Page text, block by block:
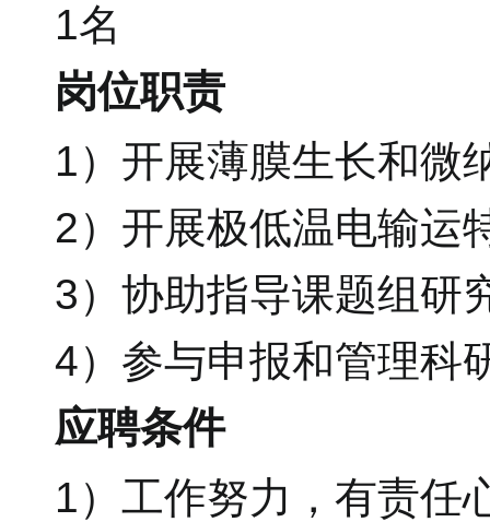
1名
岗位职责
1）开展薄膜生长和微
2）开展极低温电输运
3）协助指导课题组研
4）参与申报和管理科
应聘条件
1）工作努力，有责任